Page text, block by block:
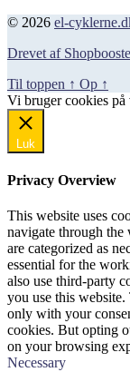
pris
© 2026 el-
Drevet af
Til toppen ↑ Op ↑
Vi bruger cookies på
Luk
Privacy Overview
This website uses
navigate through the
are categorized as
essential for the
also use third-party
you use this
only with your
cookies. But opting
on your browsing
Necessary